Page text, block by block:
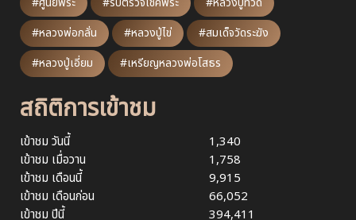
#หลวงพ่อกลั่น
#หลวงปู่ไข่
#สมเด็จวัดระฆัง
#หลวงปู่เอี่ยม
#เหรียญหลวงพ่อโสธร
สถิติการเข้าชม
เข้าชม วันนี้
1,340
เข้าชม เมื่อวาน
1,758
เข้าชม เดือนนี้
9,915
เข้าชม เดือนก่อน
66,052
เข้าชม ปีนี้
394,411